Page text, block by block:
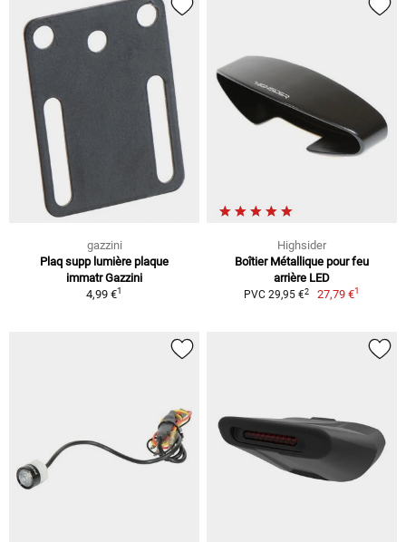
gazzini
Plaq supp lumière plaque
immatr Gazzini
4,99 €1
Highsider
Boîtier Métallique pour feu
arrière LED
PVC 29,95 €2 27,79 €1